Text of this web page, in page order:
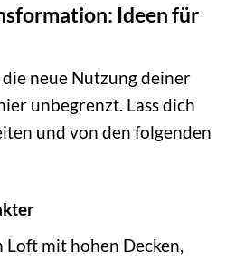
Ideen für
neue Nutzung deiner
unbegrenzt. Lass dich
und von den folgenden
Loft mit hohen Decken,